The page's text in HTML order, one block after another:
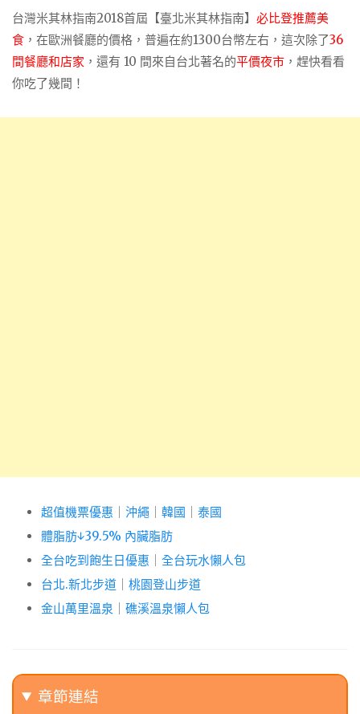
台灣米其林指南2018首屆【臺北米其林指南】 必比登推薦美
食 ，在歐洲餐廳的價格，普遍在約1300台幣左右，這次除了36
間餐廳和店家 ，還有 10 間來自台北著名的平價夜市 ，趕快看看
你吃了幾間！
超值機票優惠 沖繩 韓國
泰國
體脂肪↓39.5% 內臟脂肪
全台吃到飽生日優惠
全台玩水懶人包
台北.新北步道
桃園登山步道
金山萬里溫泉
礁溪溫泉懶人包
章節連結